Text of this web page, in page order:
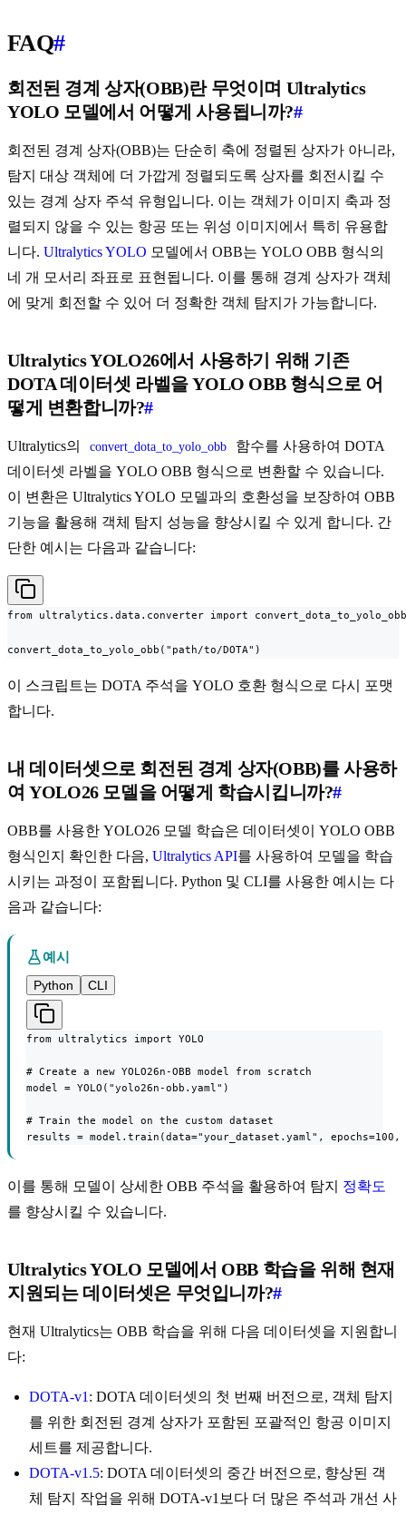
FAQ#
회전된 경계 상자(OBB)란 무엇이며 Ultralytics
YOLO 모델에서 어떻게 사용됩니까?#
회전된 경계 상자(OBB)는 단순히 축에 정렬된 상자가 아니라,
탐지 대상 객체에 더 가깝게 정렬되도록 상자를 회전시킬 수
있는 경계 상자 주석 유형입니다. 이는 객체가 이미지 축과 정
렬되지 않을 수 있는 항공 또는 위성 이미지에서 특히 유용합
니다. Ultralytics YOLO 모델에서 OBB는 YOLO OBB 형식의
네 개 모서리 좌표로 표현됩니다. 이를 통해 경계 상자가 객체
에 맞게 회전할 수 있어 더 정확한 객체 탐지가 가능합니다.
Ultralytics YOLO26에서 사용하기 위해 기존
DOTA 데이터셋 라벨을 YOLO OBB 형식으로 어
떻게 변환합니까?#
Ultralytics의 convert_dota_to_yolo_obb
함수를 사용하여 DOTA
데이터셋 라벨을 YOLO OBB 형식으로 변환할 수 있습니다.
이 변환은 Ultralytics YOLO 모델과의 호환성을 보장하여 OBB
기능을 활용해 객체 탐지 성능을 향상시킬 수 있게 합니다. 간
단한 예시는 다음과 같습니다:
from ultralytics.data.converter import convert_dota_to_yolo_obb
convert_dota_to_yolo_obb("path/to/DOTA")
이 스크립트는 DOTA 주석을 YOLO 호환 형식으로 다시 포맷
합니다.
내 데이터셋으로 회전된 경계 상자(OBB)를 사용하
여 YOLO26 모델을 어떻게 학습시킵니까?#
OBB를 사용한 YOLO26 모델 학습은 데이터셋이 YOLO OBB
형식인지 확인한 다음, Ultralytics API를 사용하여 모델을 학습
시키는 과정이 포함됩니다. Python 및 CLI를 사용한 예시는 다
음과 같습니다:
예시
Python
CLI
from ultralytics import YOLO
# Create a new YOLO26n-OBB model from scratch
model = YOLO("yolo26n-obb.yaml")
# Train the model on the custom dataset
results = model.train(data="your_dataset.yaml", epochs=100,
이를 통해 모델이 상세한 OBB 주석을 활용하여 탐지 정확도
를 향상시킬 수 있습니다.
Ultralytics YOLO 모델에서 OBB 학습을 위해 현재
지원되는 데이터셋은 무엇입니까?#
현재 Ultralytics는 OBB 학습을 위해 다음 데이터셋을 지원합니
다:
DOTA-v1 : DOTA 데이터셋의 첫 번째 버전으로, 객체 탐지
를 위한 회전된 경계 상자가 포함된 포괄적인 항공 이미지
세트를 제공합니다.
DOTA-v1.5: DOTA 데이터셋의 중간 버전으로, 향상된 객
체 탐지 작업을 위해 DOTA-v1보다 더 많은 주석과 개선 사